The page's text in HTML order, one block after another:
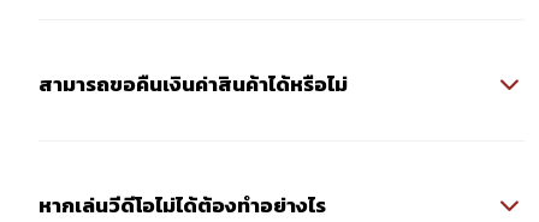
สามารถขอคืนเงินค่าสินค้าได้หรือไม่
หากเล่นวีดีโอไม่ได้ต้องทำอย่างไร